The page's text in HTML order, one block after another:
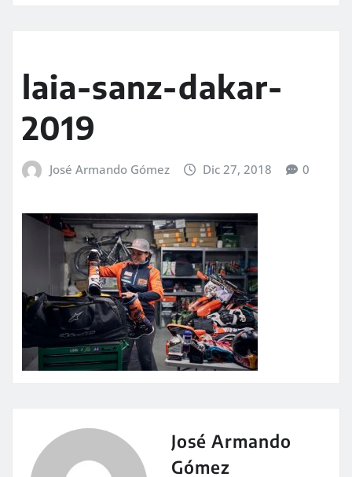
laia-sanz-dakar-
2019
José Armando Gómez Dic 27, 2018 0
José Armando
Gómez